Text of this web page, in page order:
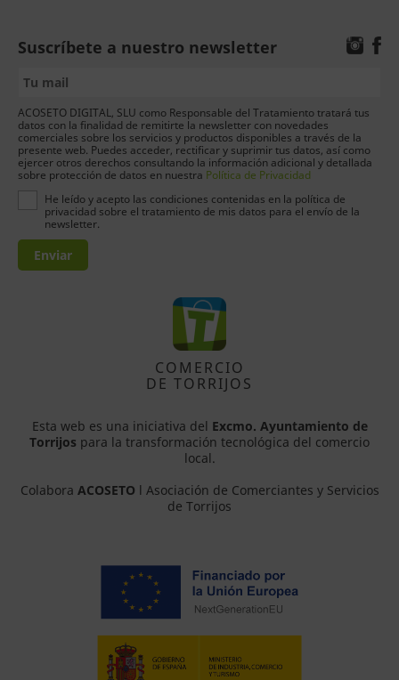
Suscríbete a nuestro newsletter
ACOSETO DIGITAL, SLU como Responsable del Tratamiento tratará tus
datos con la finalidad de remitirte la newsletter con novedades
comerciales sobre los servicios y productos disponibles a través de la
presente web. Puedes acceder, rectificar y suprimir tus datos, así como
ejercer otros derechos consultando la información adicional y detallada
sobre protección de datos en nuestra Política de Privacidad
He leído y acepto las condiciones contenidas en la política de
privacidad sobre el tratamiento de mis datos para el envío de la
newsletter.
Enviar
COMERCIO
DE TORRIJOS
Esta web es una iniciativa del Excmo. Ayuntamiento de
Torrijos para la transformación tecnológica del comercio
local.
Colabora ACOSETO l Asociación de Comerciantes y Servicios
de Torrijos